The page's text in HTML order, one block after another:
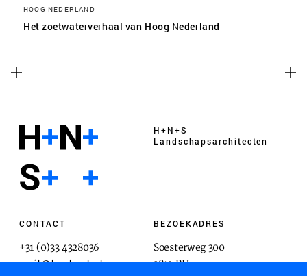
HOOG NEDERLAND
Het zoetwaterverhaal van Hoog Nederland
H+N+S
Landschaps­architecten
CONTACT
+31 (0)33 4328036
mail@hnsland.nl
BEZOEKADRES
Soesterweg 300
3812 BH